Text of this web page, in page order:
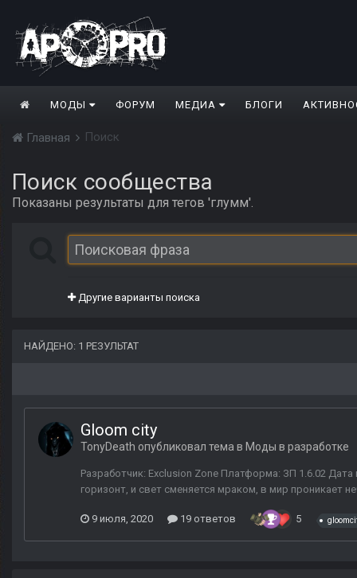
МОДЫ ФОРУМ МЕДИА БЛОГИ
Главная Поиск
Поиск сообщества
Показаны результаты для тегов 'глумм'.
Другие варианты поиска
НАЙДЕНО: 1 РЕЗУЛЬТАТ
Gloom city
TonyDeath опубликовал тема в Моды в разработке
Разработчик: Exclusion Zone Платформа: ЗП 1.6.02
горизонт, и свет сменяется мраком, в мир проникает
9 июля, 2020 19 ответов 5